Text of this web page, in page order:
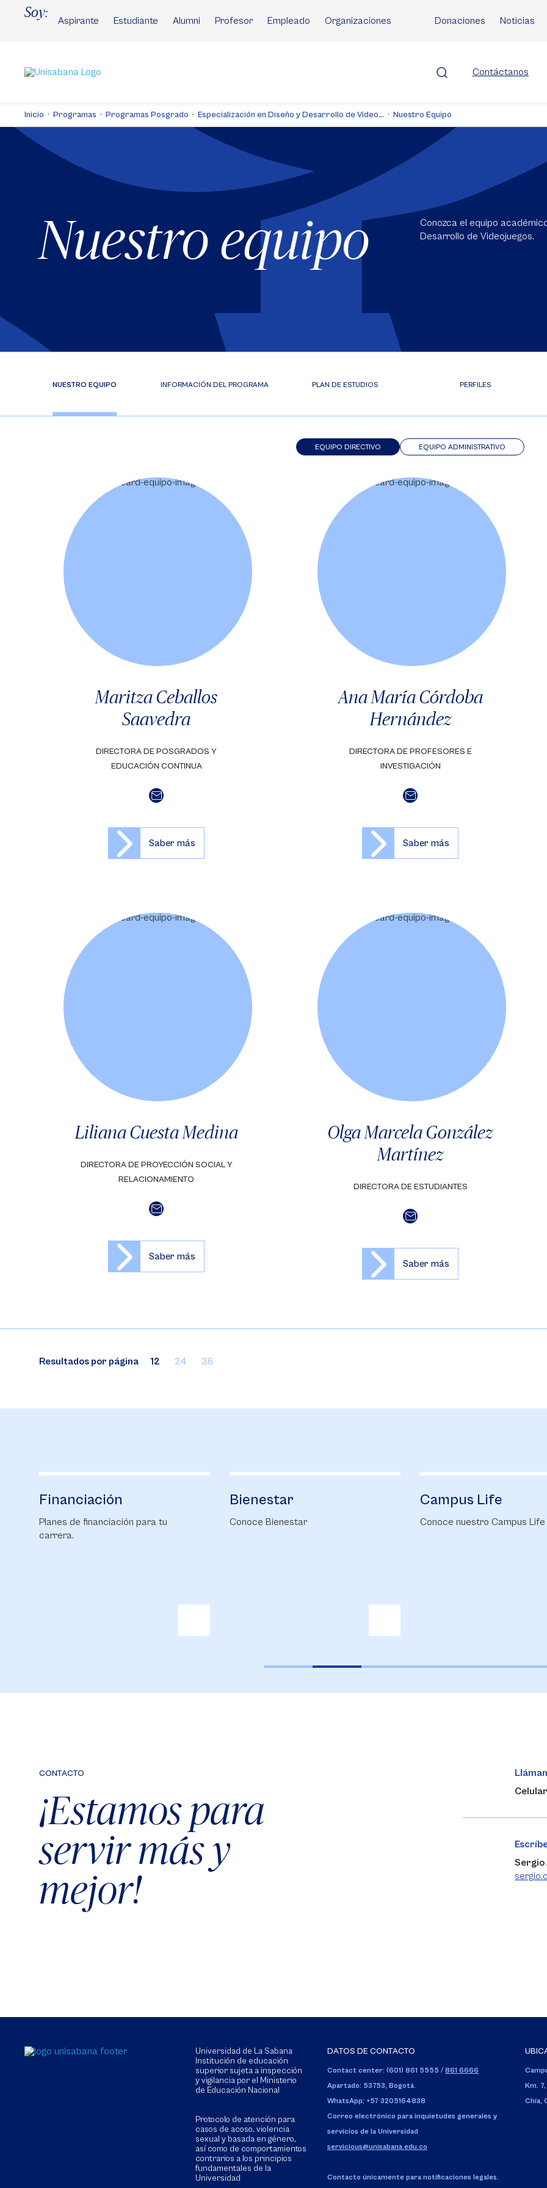
Soy:
Aspirante Estudiante Alumni Profesor Empleado Organizaciones Donaciones Noticias
Contáctanos
Inicio Programas Programas Posgrado Especialización en Diseño y Desarrollo de Video... Nuestro Equipo
Nuestro equipo
Conozca el equipo
Desarrollo de Videojuegos.
NUESTRO EQUIPO INFORMACIÓN DEL PROGRAMA PLAN DE ESTUDIOS PERFILES
EQUIPO ADMINISTRATIVO
EQUIPO DIRECTIVO
Maritza Ceballos
Saavedra
DIRECTORA DE POSGRADOS Y
EDUCACIÓN CONTINUA
Saber más
Ana María Córdoba
Hernández
DIRECTORA DE PROFESORES E
INVESTIGACIÓN
Saber más
Liliana Cuesta Medina
DIRECTORA DE PROYECCIÓN SOCIAL Y
RELACIONAMIENTO
Saber más
Olga Marcela González
Martínez
DIRECTORA DE ESTUDIANTES
Saber más
Resultados por página 12 24 36
Bienestar
Conoce Bienestar
Campus Life
Conoce nuestro Campus Life
Biblioteca
Conoce nuestra Biblioteca
CONTACTO
¡Estamos para
servir más y
mejor!
Sergio
Universidad de La Sabana
Institución de educación
superior sujeta a inspección
y vigilancia por el Ministerio
de Educación Nacional
Protocolo de atención para
casos de acoso, violencia
sexual y basada en género,
así como de comportamientos
contrarios a los principios
fundamentales de la
Universidad
DATOS DE CONTACTO
Contact center: (601) 861 5555 / 861 6666
Apartado: 53753, Bogotá.
WhatsApp: +57 3205164838
Correo electrónico para inquietudes generales y
servicios de la Universidad
servicious@unisabana.edu.co
Contacto únicamente para notificaciones legales.
Km.
Chía,